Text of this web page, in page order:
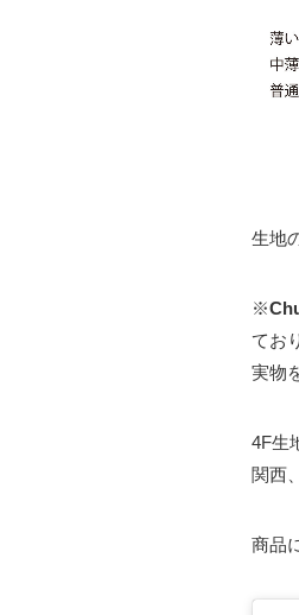
生地
※
てお
実物
4F生
関西
商品